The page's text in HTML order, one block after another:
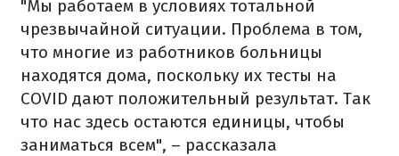
"Мы работаем в условиях тотальной
чрезвычайной ситуации. Проблема в том,
что многие из работников больницы
находятся дома, поскольку их тесты на
COVID дают положительный результат. Так
что нас здесь остаются единицы, чтобы
заниматься всем", – рассказала